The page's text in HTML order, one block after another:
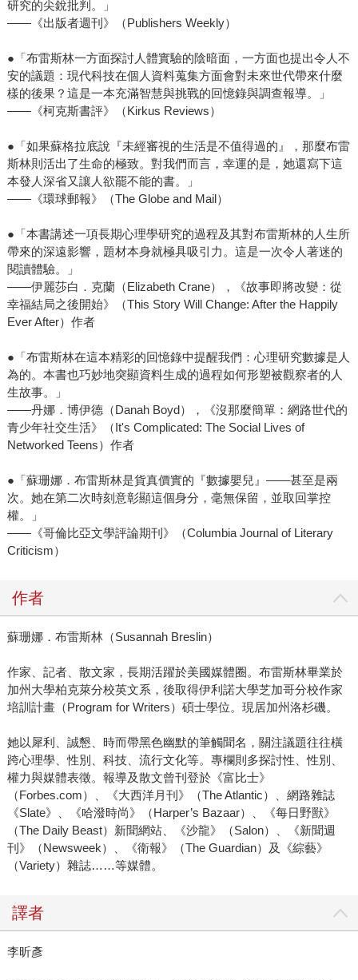
研究的尖銳批判。」
——《出版者週刊》（Publishers Weekly）
●「布雷斯林一方面探討人體實驗的陰暗面，一方面也提出令人不
安的議題：現代科技在個人資料蒐集方面會對未來世代帶來什麼
樣的後果？這是一本充滿智慧與挑戰的回憶錄與調查報導。」
——《柯克斯書評》（Kirkus Reviews）
●「如果蘇格拉底說『未經審視的生活是不值得過的』，那麼布雷
斯林則活出了生命的極致。對我們而言，幸運的是，她還寫下這
本發人深省又讓人欲罷不能的書。」
——《環球郵報》（The Globe and Mail）
●「本書講述一項長期心理學研究的過程及其對布雷斯林的人生所
帶來的深遠影響，題材本身就極具吸引力。這是一次令人著迷的
閱讀體驗。」
——伊麗莎白．克蘭（Elizabeth Crane），《故事即將改變：從
幸福結局之後開始》（This Story Will Change: After the Happily
Ever After）作者
●「布雷斯林在這本精彩的回憶錄中提醒我們：心理研究數據是人
為的。本書也巧妙地突顯資料生成的過程如何形塑被觀察者的人
生故事。」
——丹娜．博伊德（Danah Boyd），《沒那麼簡單：網路世代的
青少年社交生活》（It's Complicated: The Social Lives of
Networked Teens）作者
●「蘇珊娜．布雷斯林是貨真價實的『數據嬰兒』——甚至是兩
次。她在第二次時刻意彰顯這個身分，毫無保留，並取回掌控
權。」
——《哥倫比亞文學評論期刊》（Columbia Journal of Literary
Criticism）
作者
蘇珊娜．布雷斯林（Susannah Breslin）
作家、記者、散文家，長期活躍於美國媒體圈。布雷斯林畢業於
加州大學柏克萊分校英文系，後取得伊利諾大學芝加哥分校作家
培訓計畫（Program for Writers）碩士學位。現居加州洛杉磯。
她以犀利、誠懇、時而帶黑色幽默的筆觸聞名，關注議題往往橫
跨心理學、性別、科技、流行文化等。專欄則多探討性、性別、
權力與媒體表徵。報導及散文曾刊登於《富比士》
（Forbes.com）、《大西洋月刊》（The Atlantic）、網路雜誌
《Slate》、《哈潑時尚》（Harper’s Bazaar）、《每日野獸》
（The Daily Beast）新聞網站、《沙龍》（Salon）、《新聞週
刊》（Newsweek）、《衛報》（The Guardian）及《綜藝》
（Variety）雜誌……等媒體。
譯者
李昕彥